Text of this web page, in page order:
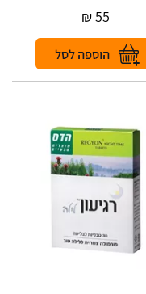
55
₪